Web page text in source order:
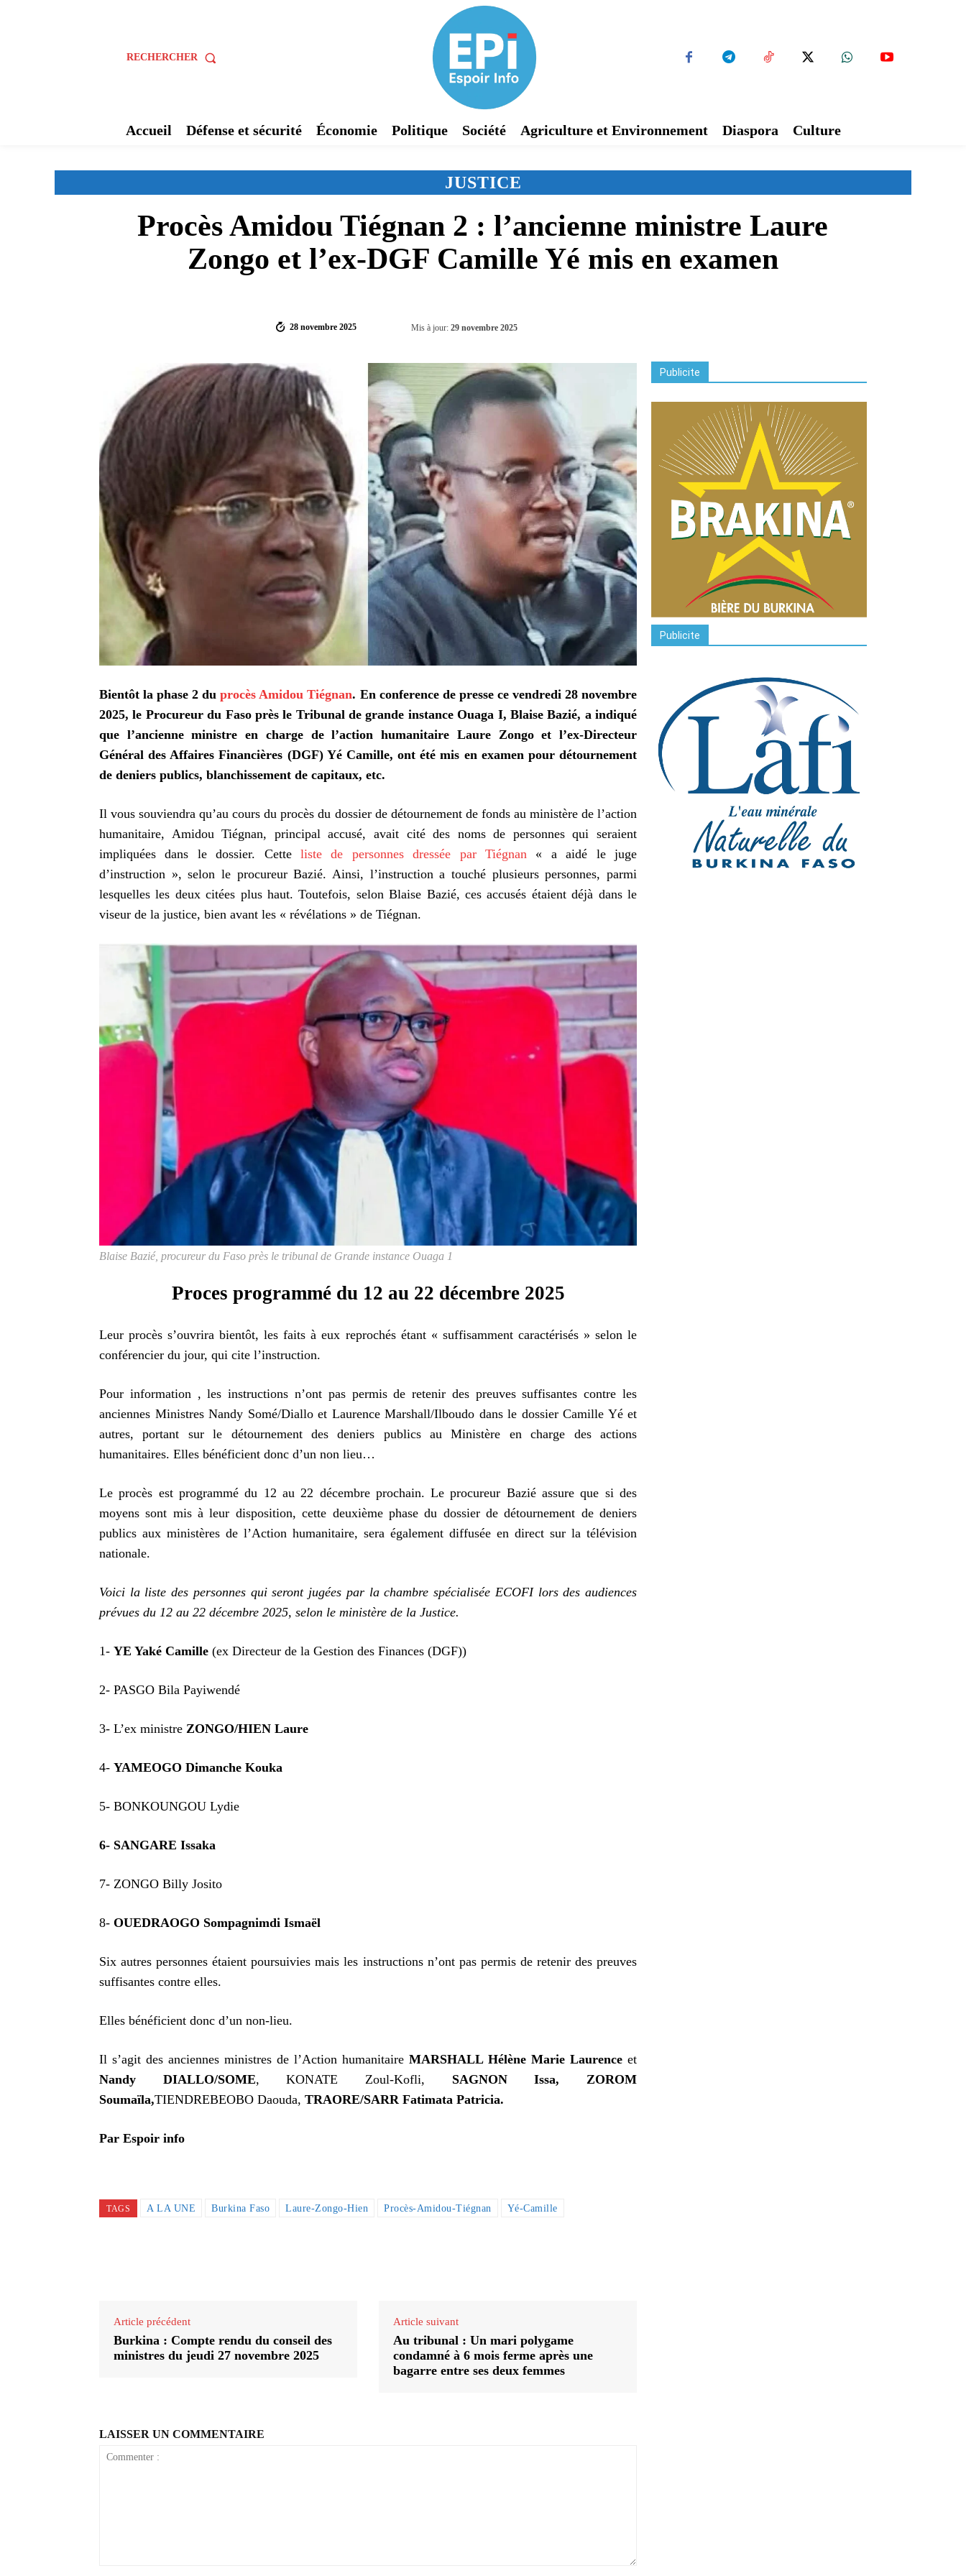
RECHERCHER
Accueil Défense et sécurité Économie Politique Société Agriculture et Environnement Diaspora Culture
JUSTICE
Procès Amidou Tiégnan 2 : l’ancienne ministre Laure
Zongo et l’ex-DGF Camille Yé mis en examen
28 novembre 2025 Mis à jour: 29 novembre 2025
Bientôt la phase 2 duprocès Amidou Tiégnan. En conference de presse ce vendredi 28 novembre
2025, le Procureur du Faso près le Tribunal de grande instance Ouaga I, Blaise Bazié, a indiqué
que l’ancienne ministre en charge de l’action humanitaire Laure Zongo et l’ex-Directeur
Général des Affaires Financières (DGF) Yé Camille, ont été mis en examen pour détournement
de deniers publics, blanchissement de capitaux, etc.
Il vous souviendra qu’au cours du procès du dossier de détournement de fonds au ministère de l’action
humanitaire, Amidou Tiégnan, principal accusé, avait cité des noms de personnes qui seraient
impliquées dans le dossier. Cette liste de personnes dressée par Tiégnan « a aidé le juge
d’instruction », selon le procureur Bazié. Ainsi, l’instruction a touché plusieurs personnes, parmi
lesquelles les deux citées plus haut. Toutefois, selon Blaise Bazié, ces accusés étaient déjà dans le
viseur de la justice, bien avant les « révélations » de Tiégnan.
Blaise Bazié, procureur du Faso près le tribunal de Grande instance Ouaga 1
Proces programmé du 12 au 22 décembre 2025
Leur procès s’ouvrira bientôt, les faits à eux reprochés étant « suffisamment caractérisés » selon le
conférencier du jour, qui cite l’instruction.
Pour information , les instructions n’ont pas permis de retenir des preuves suffisantes contre les
anciennes Ministres Nandy Somé/Diallo et Laurence Marshall/Ilboudo dans le dossier Camille Yé et
autres, portant sur le détournement des deniers publics au Ministère en charge des actions
humanitaires. Elles bénéficient donc d’un non lieu…
Le procès est programmé du 12 au 22 décembre prochain. Le procureur Bazié assure que si des
moyens sont mis à leur disposition, cette deuxième phase du dossier de détournement de deniers
publics aux ministères de l’Action humanitaire, sera également diffusée en direct sur la télévision
nationale.
Voici la liste des personnes qui seront jugées par la chambre spécialisée ECOFI lors des audiences
prévues du 12 au 22 décembre 2025, selon le ministère de la Justice.
1- YE Yaké Camille (ex Directeur de la Gestion des Finances (DGF))
2- PASGO Bila Payiwendé
3- L’ex ministre ZONGO/HIEN Laure
4- YAMEOGO Dimanche Kouka
5- BONKOUNGOU Lydie
6- SANGARE Issaka
7- ZONGO Billy Josito
8- OUEDRAOGO Sompagnimdi Ismaël
Six autres personnes étaient poursuivies mais les instructions n’ont pas permis de retenir des preuves
suffisantes contre elles.
Elles bénéficient donc d’un non-lieu.
Il s’agit des anciennes ministres de l’Action humanitaire MARSHALL Hélène Marie Laurence et
Nandy DIALLO/SOME, KONATE Zoul-Kofli, SAGNON Issa, ZOROM
Soumaïla,TIENDREBEOBO Daouda, TRAORE/SARR Fatimata Patricia.
Par Espoir info
TAGS A LA UNE Burkina Faso Laure-Zongo-Hien Procès-Amidou-Tiégnan Yé-Camille
Article précédent
Burkina : Compte rendu du conseil des
ministres du jeudi 27 novembre 2025
Article suivant
Au tribunal : Un mari polygame
condamné à 6 mois ferme après une
bagarre entre ses deux femmes
LAISSER UN COMMENTAIRE
Publicite
Publicite